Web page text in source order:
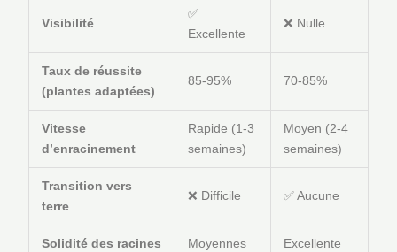
Visibilité
✅
Excellente
❌ Nulle
Taux de réussite
(plantes adaptées)
85-95% 70-85%
Vitesse
d’enracinement
Rapide (1-3
semaines)
Moyen (2-4
semaines)
Transition vers
terre
❌ Difficile ✅ Aucune
Solidité des racines Moyennes Excellente